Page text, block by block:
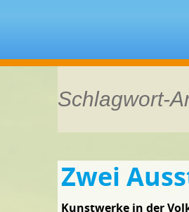
Schlagwort-
Zwei
Kunstwerke in der